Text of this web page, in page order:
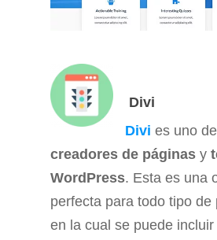
Divi
Divi es uno
creadores de páginas y
WordPress. Esta es una
perfecta para todo tipo de
en la cual se puede incluir